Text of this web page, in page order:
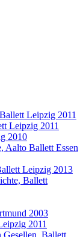
Leipzig 2011
Leipzig 2011
2010
Aalto Ballett Essen
Leipzig 2013
Ballett
2003
2011
Gesellen, Ballett